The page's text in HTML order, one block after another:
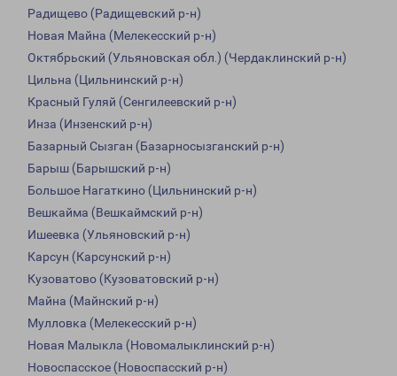
Радищево (Радищевский р-н)
Новая Майна (Мелекесский р-н)
Октябрьский (Ульяновская обл.) (Чердаклинский р-н)
Цильна (Цильнинский р-н)
Красный Гуляй (Сенгилеевский р-н)
Инза (Инзенский р-н)
Базарный Сызган (Базарносызганский р-н)
Барыш (Барышский р-н)
Большое Нагаткино (Цильнинский р-н)
Вешкайма (Вешкаймский р-н)
Ишеевка (Ульяновский р-н)
Карсун (Карсунский р-н)
Кузоватово (Кузоватовский р-н)
Майна (Майнский р-н)
Мулловка (Мелекесский р-н)
Новая Малыкла (Новомалыклинский р-н)
Новоспасское (Новоспасский р-н)